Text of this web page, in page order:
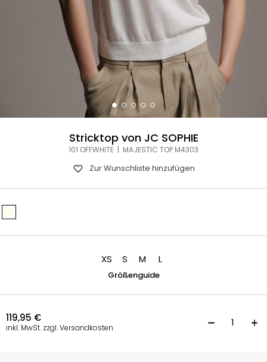
Stricktop von JC SOPHIE
101 OFFWHITE | MAJESTIC TOP M4303
Zur Wunschliste hinzufügen
XS S M L
Größenguide
119,95 €
inkl. MwSt. zzgl. Versandkosten